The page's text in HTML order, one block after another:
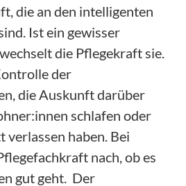
die an den intelligenten
Ist ein gewisser
die Pflegekraft sie.
der
die Auskunft darüber
schlafen oder
verlassen haben. Bei
nach, ob es
gut geht. Der